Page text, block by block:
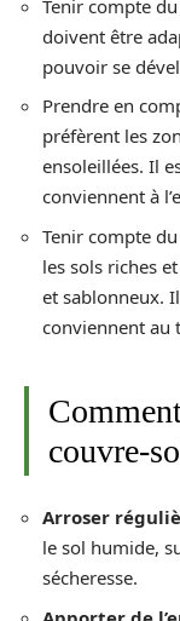
Tenir compte
doivent être
pouvoir se
Prendre en
préfèrent les
ensoleillées. Il
conviennent à
Tenir compte
les sols riches
et sablonneux.
conviennent au
couvre-
Arroser
le sol humide,
sécheresse.